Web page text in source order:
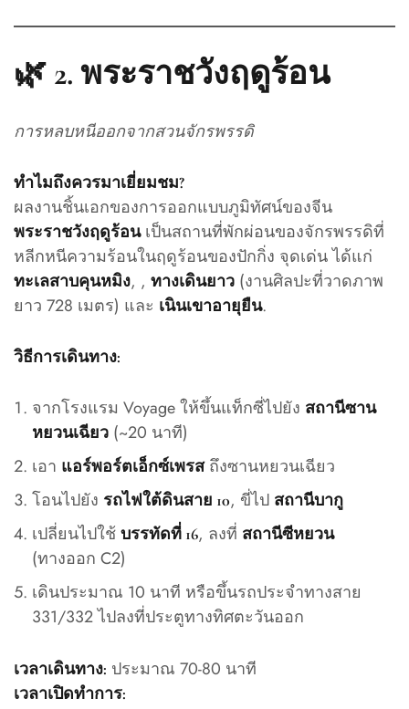
🌿 2. พระราชวังฤดูร้อน
การหลบหนีออกจากสวนจักรพรรดิ
ทำไมถึงควรมาเยี่ยมชม?
ผลงานชิ้นเอกของการออกแบบภูมิทัศน์ของจีน
พระราชวังฤดูร้อนเป็นสถานที่พักผ่อนของจักรพรรดิที่
หลีกหนีความร้อนในฤดูร้อนของปักกิ่ง จุดเด่น ได้แก่
ทะเลสาบคุนหมิง, , ทางเดินยาว (งานศิลปะที่วาดภาพ
ยาว 728 เมตร) และ เนินเขาอายุยืน.
วิธีการเดินทาง:
จากโรงแรม Voyage ให้ขึ้นแท็กซี่ไปยัง สถานีซาน
หยวนเฉียว(~20 นาที)
เอา แอร์พอร์ตเอ็กซ์เพรสถึงซานหยวนเฉียว
โอนไปยัง รถไฟใต้ดินสาย 10, ขี่ไป สถานีบากู
เปลี่ยนไปใช้ บรรทัดที่ 16, ลงที่ สถานีซีหยวน
(ทางออก C2)
เดินประมาณ 10 นาที หรือขึ้นรถประจำทางสาย
331/332 ไปลงที่ประตูทางทิศตะวันออก
เวลาเดินทาง: ประมาณ 70-80 นาที
เวลาเปิดทำการ: